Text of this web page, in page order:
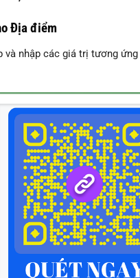
Địa điểm
nhập các giá trị tương